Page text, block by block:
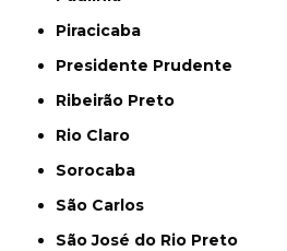
Piracicaba
Presidente Prudente
Ribeirão Preto
Rio Claro
Sorocaba
São Carlos
São José do Rio Preto